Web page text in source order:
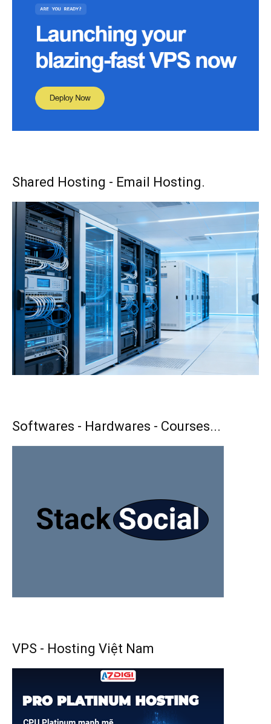
Shared Hosting - Email Hosting.
Softwares - Hardwares - Courses...
VPS - Hosting Việt Nam